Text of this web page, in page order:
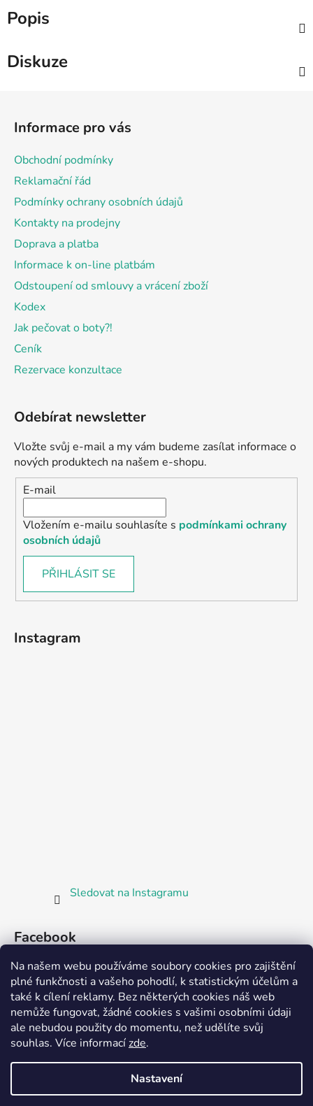
Na našem webu používáme soubory cookies pro zajištění
plné funkčnosti a vašeho pohodlí, k statistickým účelům a
také k cílení reklamy. Bez některých cookies náš web
nemůže fungovat, žádné cookies s vašimi osobními údaji
ale nebudou použity do momentu, než udělíte svůj
souhlas. Více informacízde.
Nastavení
Popis
Diskuze
Informace pro vás
Obchodní podmínky
Reklamační řád
Podmínky ochrany osobních údajů
Kontakty na prodejny
Doprava a platba
Informace k on-line platbám
Odstoupení od smlouvy a vrácení zboží
Kodex
Jak pečovat o boty?!
Ceník
Rezervace konzultace
Odebírat newsletter
Vložte svůj e-mail a my vám budeme zasílat informace o
nových produktech na našem e-shopu.
E-mail
Vložením e-mailu souhlasíte s podmínkami ochrany
osobních údajů
PŘIHLÁSIT SE
Instagram
Sledovat na Instagramu
Facebook
Partnerská prodejna Barefoot Plzeň